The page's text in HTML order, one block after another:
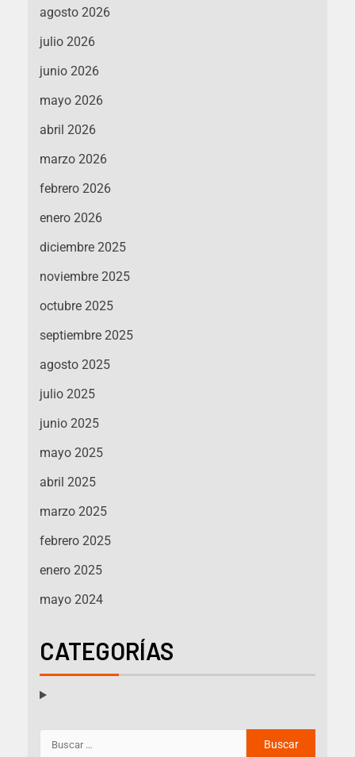
agosto 2026
julio 2026
junio 2026
mayo 2026
abril 2026
marzo 2026
febrero 2026
enero 2026
diciembre 2025
noviembre 2025
octubre 2025
septiembre 2025
agosto 2025
julio 2025
junio 2025
mayo 2025
abril 2025
marzo 2025
febrero 2025
enero 2025
mayo 2024
CATEGORÍAS